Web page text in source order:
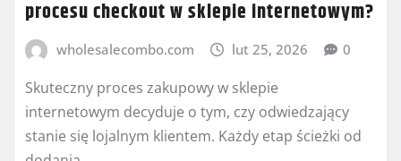
procesu checkout w sklepie internetowym?
wholesalecombo.com lut 25, 2026 0
Skuteczny proces zakupowy w sklepie
internetowym decyduje o tym, czy odwiedzający
stanie się lojalnym klientem. Każdy etap ścieżki od